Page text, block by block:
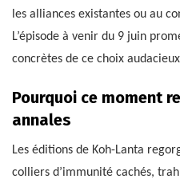
les alliances existantes ou au
L’épisode à venir du 9 juin
concrètes de ce choix
Pourquoi ce moment
annales
Les éditions de Koh-Lanta
colliers d’immunité cachés,